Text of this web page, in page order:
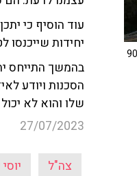
עוד הוסיף כי
יחידות
בהמשך התייחס
הסכנות ויודע
שלו והוא לא
27/07/2023
צה"ל